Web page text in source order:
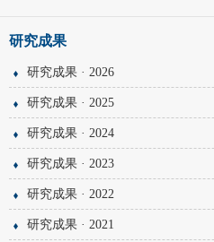
研究成果
研究成果 · 2026
研究成果 · 2025
研究成果 · 2024
研究成果 · 2023
研究成果 · 2022
研究成果 · 2021